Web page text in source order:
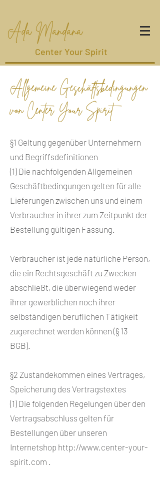
Ada Mandana
Center Your Spirit
Allgemeine Geschäftsbedingungen
von Center Your Spirit
§1 Geltung gegenüber Unternehmern
und Begriffsdefinitionen
(1) Die nachfolgenden Allgemeinen
Geschäftbedingungen gelten für alle
Lieferungen zwischen uns und einem
Verbraucher in ihrer zum Zeitpunkt der
Bestellung gültigen Fassung.
Verbraucher ist jede natürliche Person,
die ein Rechtsgeschäft zu Zwecken
abschließt, die überwiegend weder
ihrer gewerblichen noch ihrer
selbständigen beruflichen Tätigkeit
zugerechnet werden können (§ 13
BGB).
§2 Zustandekommen eines Vertrages,
Speicherung des Vertragstextes
(1) Die folgenden Regelungen über den
Vertragsabschluss gelten für
Bestellungen über unseren
Internetshop http://www.center-your-
spirit.com .